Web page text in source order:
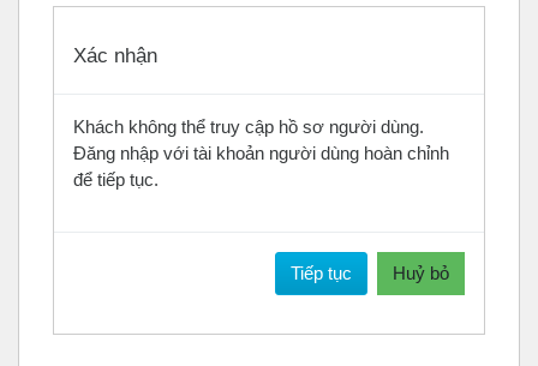
Xác nhận
Khách không thể truy cập hồ sơ người dùng.
Đăng nhập với tài khoản người dùng hoàn chỉnh
để tiếp tục.
Tiếp tục Huỷ bỏ